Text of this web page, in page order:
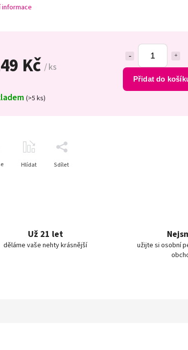
Kč / ks
Přidat do
(>5 ks)
informace
Hlídat Sdílet
Už 21 let
děláme vaše nehty krásnější
užijte si osobní